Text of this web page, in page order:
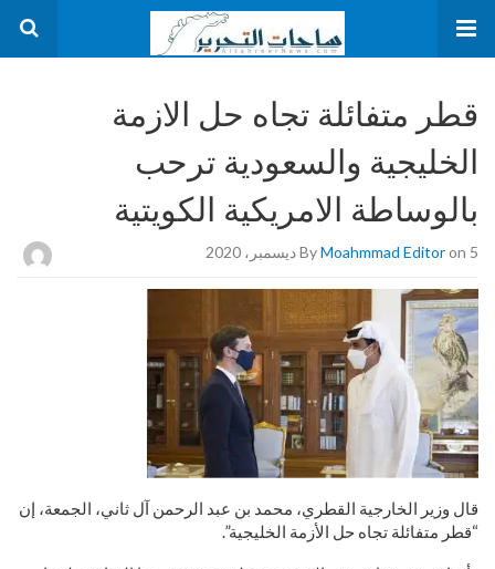
قطر متفائلة تجاه حل الازمة
الخليجية والسعودية ترحب
بالوساطة الامريكية الكويتية
ByMoahmmad Editoron 5 ديسمبر، 2020
قال وزير الخارجية القطري، محمد بن عبد الرحمن آل ثاني، الجمعة، إن
“قطر متفائلة تجاه حل الأزمة الخليجية”.